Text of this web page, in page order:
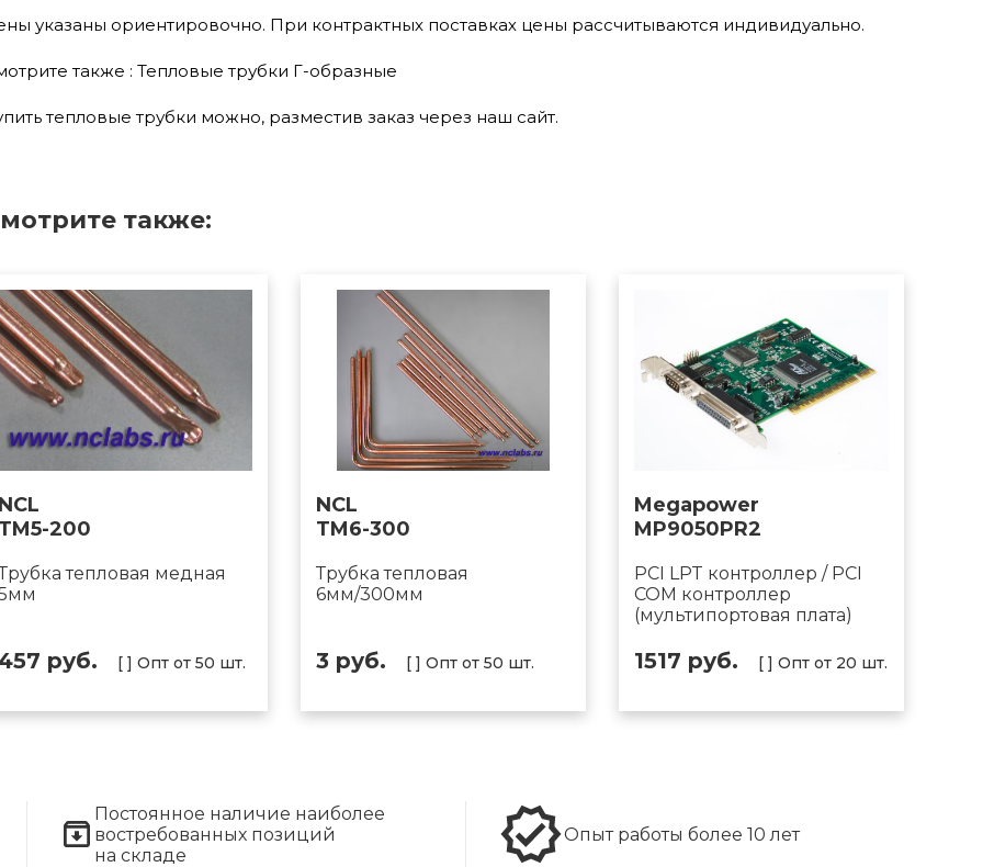
указаны ориентировочно. При контрактных поставках цены рассчитываются индивидуально.
также : Тепловые трубки Г-образные
тепловые трубки можно, разместив заказ через наш сайт.
также:
NCL
TM5-200
тепловая медная
руб. [ ] Опт от 50 шт.
NCL
TM6-300
Трубка тепловая
6мм/300мм
3 руб. [ ] Опт от 50 шт.
Megapower
MP9050PR2
PCI LPT контроллер / PCI
COM контроллер
(мультипортовая плата)
1517 руб. [ ] Опт от 20 шт.
Постоянное наличие наиболее
востребованных позиций
на складе
Опыт работы более 10 лет